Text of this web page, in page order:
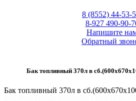
8 (8552) 44-53-
8-927 490-90-
Напишите
Обратный
Бак топливный 370л в
Бак топливный 370л в